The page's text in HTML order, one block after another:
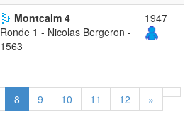
Montcalm 4
Ronde 1 - Nicolas Bergeron -
1563
1947
8 9 10 11 12 »